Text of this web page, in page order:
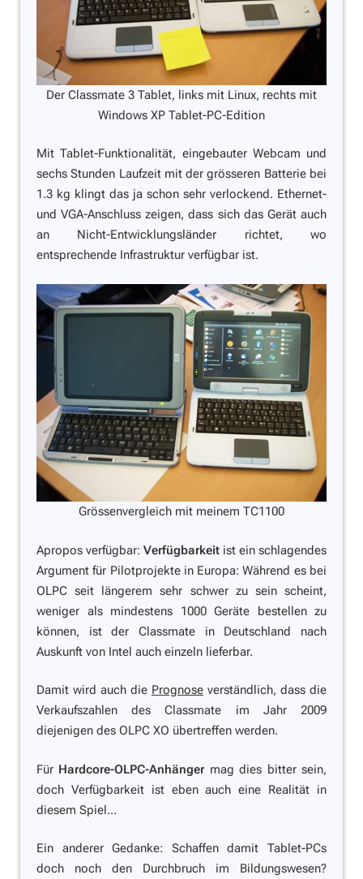
Der Classmate 3 Tablet, links mit Linux, rechts mit
Windows XP Tablet-PC-Edition
Mit Tablet-Funktionalität, eingebauter Webcam und
sechs Stunden Laufzeit mit der grösseren Batterie bei
1.3 kg klingt das ja schon sehr verlockend. Ethernet-
und VGA-Anschluss zeigen, dass sich das Gerät auch
an Nicht-Entwicklungsländer richtet, wo
entsprechende Infrastruktur verfügbar ist.
Grössenvergleich mit meinem TC1100
Apropos verfügbar: Verfügbarkeit ist ein schlagendes
Argument für Pilotprojekte in Europa: Während es bei
OLPC seit längerem sehr schwer zu sein scheint,
weniger als mindestens 1000 Geräte bestellen zu
können, ist der Classmate in Deutschland nach
Auskunft von Intel auch einzeln lieferbar.
Damit wird auch die Prognose verständlich, dass die
Verkaufszahlen des Classmate im Jahr 2009
diejenigen des OLPC XO übertreffen werden.
Für Hardcore-OLPC-Anhänger mag dies bitter sein,
doch Verfügbarkeit ist eben auch eine Realität in
diesem Spiel...
Ein anderer Gedanke: Schaffen damit Tablet-PCs
doch noch den Durchbruch im Bildungswesen?